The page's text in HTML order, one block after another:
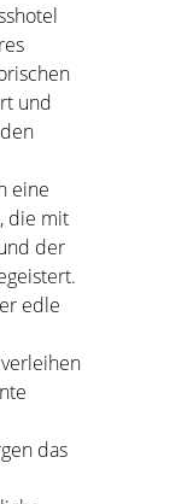
und
eine
die mit
der
edle
das